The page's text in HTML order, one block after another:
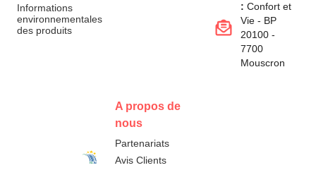
Informations
environnementales
des produits
A propos de
nous
Partenariats
Avis Clients
: Confort et
Vie - BP
20100 -
7700
Mouscron